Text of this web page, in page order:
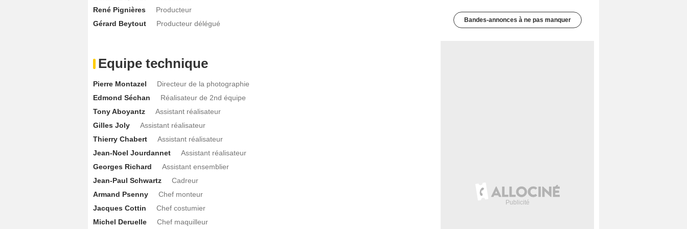
René Pignières
Producteur
Gérard Beytout
Producteur délégué
Equipe technique
Pierre Montazel
Directeur de la photographie
Edmond Séchan
Réalisateur de 2nd équipe
Tony Aboyantz
Assistant réalisateur
Gilles Joly
Assistant réalisateur
Thierry Chabert
Assistant réalisateur
Jean-Noel Jourdannet
Assistant réalisateur
Georges Richard
Assistant ensemblier
Jean-Paul Schwartz
Cadreur
Armand Psenny
Chef monteur
Jacques Cottin
Chef costumier
Michel Deruelle
Chef maquilleur
Bandes-annonces à ne pas manquer